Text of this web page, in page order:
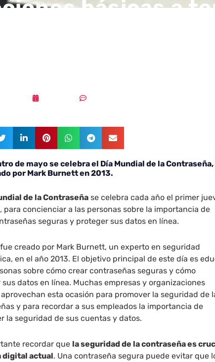
básicas a
de mayo se celebra el Día Mundial de la Contraseña,
por Mark Burnett en 2013.
de la Contraseña se celebra cada año el primer
para concienciar a las personas sobre la importancia de
seguras y proteger sus datos en línea.
creado por Mark Burnett, un experto en seguridad
en el año 2013. El objetivo principal de este día es
sobre cómo crear contraseñas seguras y cómo
datos en línea. Muchas empresas y organizaciones
esta ocasión para promover la seguridad de
y para recordar a sus empleados la importancia de
la seguridad de sus cuentas y datos.
recordar que la seguridad de la contraseña es
digital actual. Una contraseña segura puede evitar que